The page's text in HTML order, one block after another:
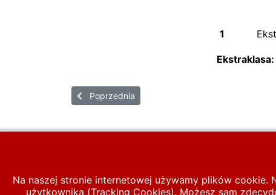
1
Ekstraklasa:
Poprzednia strona: ROGAN Robert
Poprzednia
Na naszej stronie internetowej używamy plików cookie.
użytkownika (Tracking Cookies). Możesz sam